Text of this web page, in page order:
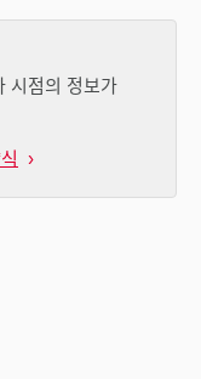
시점의 정보가